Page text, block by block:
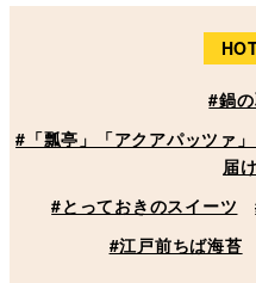
#鍋
#「瓢亭」「アクアパッツァ
届
#とっておきのスイーツ
#江戸前ちば海苔